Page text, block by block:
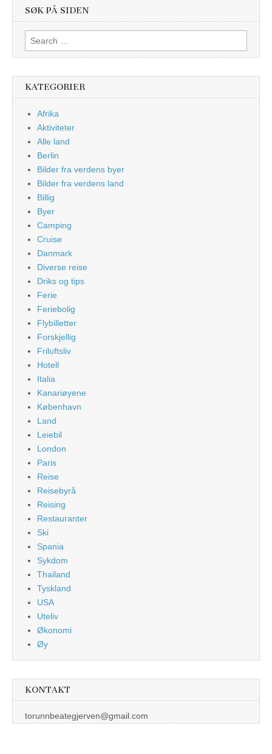
SØK PÅ SIDEN
Search
for:
KATEGORIER
Afrika
Aktiviteter
Alle land
Berlin
Bilder fra verdens byer
Bilder fra verdens land
Billig
Byer
Camping
Cruise
Danmark
Diverse reise
Driks og tips
Ferie
Feriebolig
Flybilletter
Forskjellig
Friluftsliv
Hotell
Italia
Kanariøyene
København
Land
Leiebil
London
Paris
Reise
Reisebyrå
Reising
Restauranter
Ski
Spania
Sykdom
Thailand
Tyskland
USA
Uteliv
Økonomi
Øy
KONTAKT
torunnbeategjerven@gmail.com